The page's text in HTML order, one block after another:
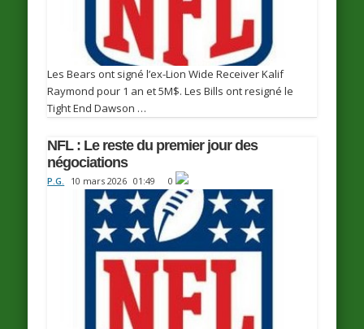
Les Bears ont signé l’ex-Lion Wide Receiver Kalif
Raymond pour 1 an et 5M$. Les Bills ont resigné le
Tight End Dawson …
NFL : Le reste du premier jour des
négociations
P.G. 10 mars 2026 01:49 0